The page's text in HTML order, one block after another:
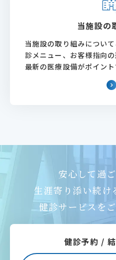
当施設の
当施設の取り組みについ
診メニュー、お客様指向
最新の医療設備がポイント
安心して過
生涯寄り添い続け
健診サービスを
健診予約 /